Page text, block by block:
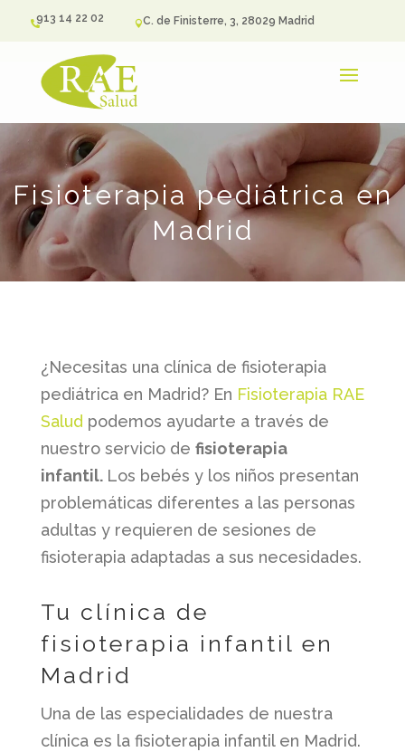
913 14 22 02 C. de Finisterre, 3, 28029 Madrid
Fisioterapia pediátrica en
Madrid
¿Necesitas una clínica de fisioterapia
pediátrica en Madrid? En Fisioterapia RAE
Salud podemos ayudarte a través de
nuestro servicio de fisioterapia
infantil. Los bebés y los niños presentan
problemáticas diferentes a las personas
adultas y requieren de sesiones de
fisioterapia adaptadas a sus necesidades.
Tu clínica de
fisioterapia infantil en
Madrid
Una de las especialidades de nuestra
clínica es la fisioterapia infantil en Madrid.